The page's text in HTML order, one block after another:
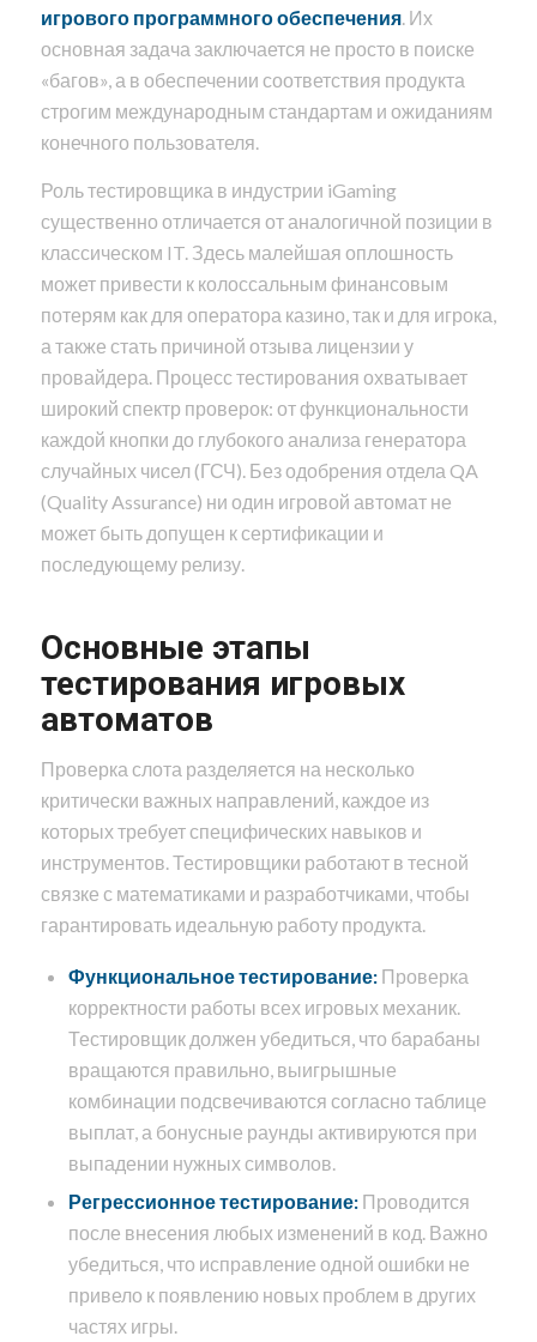
игрового программного обеспечения. Их
основная задача заключается не просто в поиске
«багов», а в обеспечении соответствия продукта
строгим международным стандартам и ожиданиям
конечного пользователя.
Роль тестировщика в индустрии iGaming
существенно отличается от аналогичной позиции в
классическом IT. Здесь малейшая оплошность
может привести к колоссальным финансовым
потерям как для оператора казино, так и для игрока,
а также стать причиной отзыва лицензии у
провайдера. Процесс тестирования охватывает
широкий спектр проверок: от функциональности
каждой кнопки до глубокого анализа генератора
случайных чисел (ГСЧ). Без одобрения отдела QA
(Quality Assurance) ни один игровой автомат не
может быть допущен к сертификации и
последующему релизу.
Основные этапы
тестирования игровых
автоматов
Проверка слота разделяется на несколько
критически важных направлений, каждое из
которых требует специфических навыков и
инструментов. Тестировщики работают в тесной
связке с математиками и разработчиками, чтобы
гарантировать идеальную работу продукта.
Функциональное тестирование:Проверка
корректности работы всех игровых механик.
Тестировщик должен убедиться, что барабаны
вращаются правильно, выигрышные
комбинации подсвечиваются согласно таблице
выплат, а бонусные раунды активируются при
выпадении нужных символов.
Регрессионное тестирование:Проводится
после внесения любых изменений в код. Важно
убедиться, что исправление одной ошибки не
привело к появлению новых проблем в других
частях игры.